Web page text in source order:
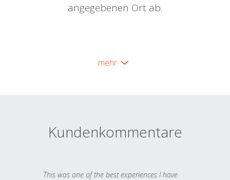
angegebenen Ort ab.
mehr
Kundenkommentare
This was one of the best experiences I have